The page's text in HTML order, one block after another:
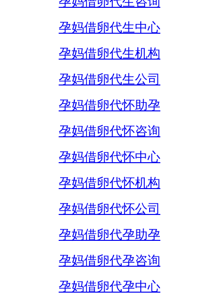
孕妈借卵代生中心
孕妈借卵代生机构
孕妈借卵代生公司
孕妈借卵代怀助孕
孕妈借卵代怀咨询
孕妈借卵代怀中心
孕妈借卵代怀机构
孕妈借卵代怀公司
孕妈借卵代孕助孕
孕妈借卵代孕咨询
孕妈借卵代孕中心